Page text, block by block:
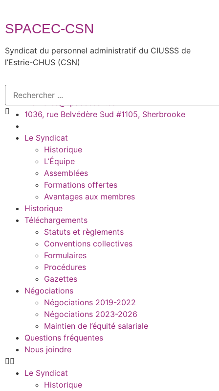
SPACEC-CSN
Syndicat du personnel administratif du CIUSSS de
l’Estrie-CHUS (CSN)
819-780-2220 #45382
membres@spaceccsn.com
1036, rue Belvédère Sud #1105, Sherbrooke
Le Syndicat
Historique
L’Équipe
Assemblées
Formations offertes
Avantages aux membres
Historique
Téléchargements
Statuts et règlements
Conventions collectives
Formulaires
Procédures
Gazettes
Négociations
Négociations 2019-2022
Négociations 2023-2026
Maintien de l’équité salariale
Questions fréquentes
Nous joindre
Le Syndicat
Historique